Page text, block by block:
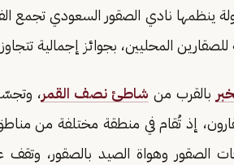
ينظمها نادي الصقور السعودي تجمع
بالقرب من شاطئ نصف القمر،
إذ تُقام في منطقة مختلفة من
الصقور وهواة الصيد بالصقور،